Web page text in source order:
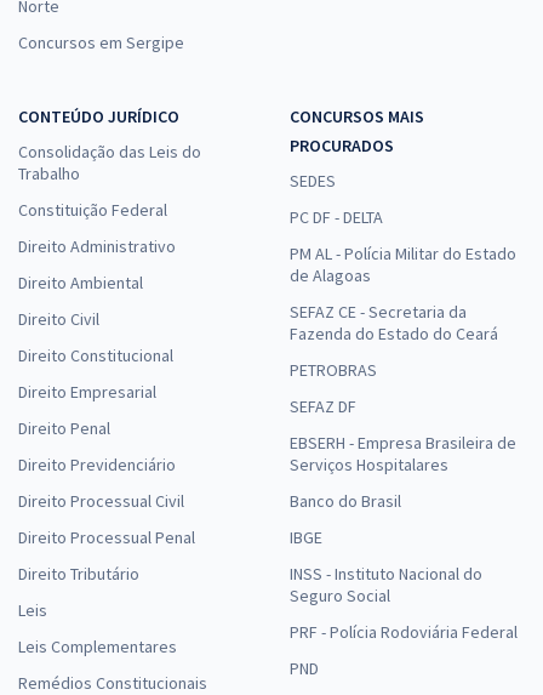
Norte
Concursos em Sergipe
CONTEÚDO JURÍDICO
Consolidação das Leis do
Trabalho
Constituição Federal
Direito Administrativo
Direito Ambiental
Direito Civil
Direito Constitucional
Direito Empresarial
Direito Penal
Direito Previdenciário
Direito Processual Civil
Direito Processual Penal
Direito Tributário
Leis
Leis Complementares
Remédios Constitucionais
CONCURSOS MAIS
PROCURADOS
SEDES
PC DF - DELTA
PM AL - Polícia Militar do Estado
de Alagoas
SEFAZ CE - Secretaria da
Fazenda do Estado do Ceará
PETROBRAS
SEFAZ DF
EBSERH - Empresa Brasileira de
Serviços Hospitalares
Banco do Brasil
IBGE
INSS - Instituto Nacional do
Seguro Social
PRF - Polícia Rodoviária Federal
PND